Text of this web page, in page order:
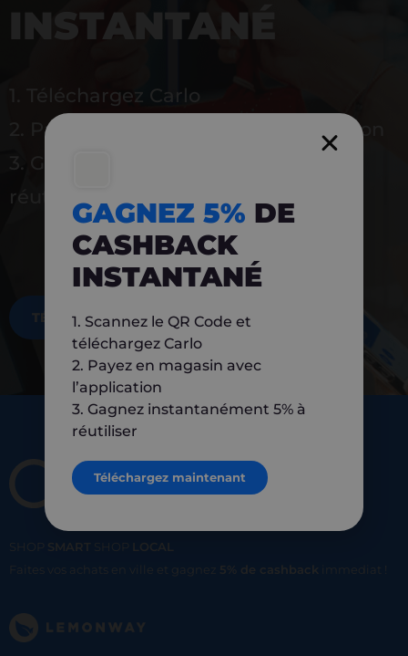
INSTANTANÉ
1. Téléchargez Carlo
2. Payez en magasin avec l’application
3. Gagnez instantanément 5 % à
réutiliser
TÉLÉCHARGEZ MAINTENANT
SHOP SMART SHOP
LOCAL
Faites vos achats en ville et gagnez 5% de cashback immediat !
GAGNEZ 5% DE
CASHBACK
INSTANTANÉ
1. Scannez le QR Code et
téléchargez Carlo
2. Payez en magasin avec
l’application
3. Gagnez instantanément 5% à
réutiliser
Téléchargez maintenant